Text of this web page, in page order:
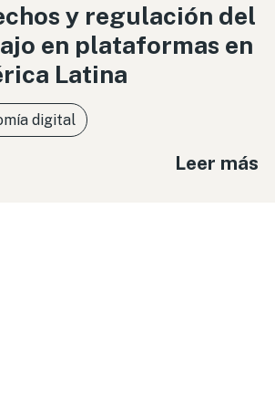
y regulación del
en plataformas en
Latina
digital
Leer más